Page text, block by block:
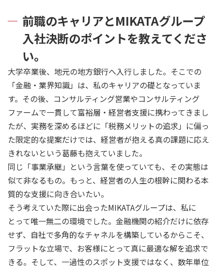
前職のキャリアとMIKATAグループ
入社決断のポイントを教えてくださ
い。
大学卒業後、地元の地方銀行へ入行しました。そこでの
「金融・業界知識」は、私のキャリアの礎となっていま
す。その後、コンサルティング営業やコンサルティング
ファームで一貫して富裕層・経営者支援に携わってきまし
たが、実務を深めるほどに「税務メリットの追求」に偏っ
た限定的な提案だけでは、経営者が抱える真の課題に応え
きれないという葛藤も抱えていました。
同じ「事業承継」という言葉を使っていても、その実態は
似て非なるもの。もっと、経営者の人生の根幹に関わる本
質的な支援に向き合いたい。
そう考えていた際に出会ったMIKATAグループは、私に
とって唯一無二の環境でした。金融機関の紹介だけに依存
せず、自社で多角的なチャネルを構築しているからこそ、
フラットな立場で、お客様にとって真に最適な解を追求で
きる。そして、一過性のスポット支援ではなく、数年単位